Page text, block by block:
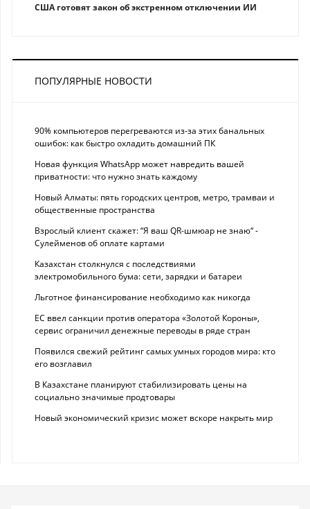
США готовят закон об экстренном отключении ИИ
ПОПУЛЯРНЫЕ НОВОСТИ
90% компьютеров перегреваются из-за этих банальных
ошибок: как быстро охладить домашний ПК
Новая функция WhatsApp может навредить вашей
приватности: что нужно знать каждому
Новый Алматы: пять городских центров, метро, трамваи и
общественные пространства
Взрослый клиент скажет: “Я ваш QR-шмюар не знаю“ -
Сулейменов об оплате картами
Казахстан столкнулся с последствиями
электромобильного бума: сети, зарядки и батареи
Льготное финансирование необходимо как никогда
ЕС ввел санкции против оператора «Золотой Короны»,
сервис ограничил денежные переводы в ряде стран
Появился свежий рейтинг самых умных городов мира: кто
его возглавил
В Казахстане планируют стабилизировать цены на
социально значимые продтовары
Новый экономический кризис может вскоре накрыть мир